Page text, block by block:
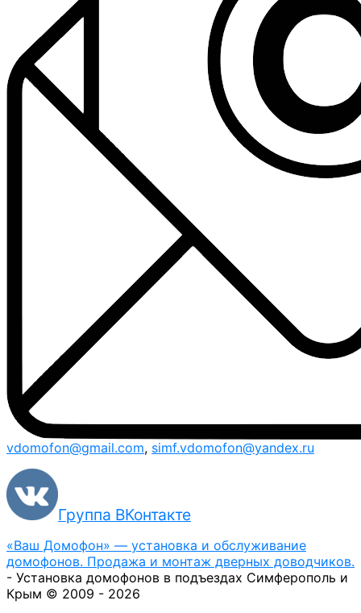
vdomofon@gmail.com, simf.vdomofon@yandex.ru
Группа ВКонтакте
«Ваш Домофон» — установка и обслуживание
домофонов. Продажа и монтаж дверных доводчиков.
- Установка домофонов в подъездах Симферополь и
Крым © 2009 - 2026